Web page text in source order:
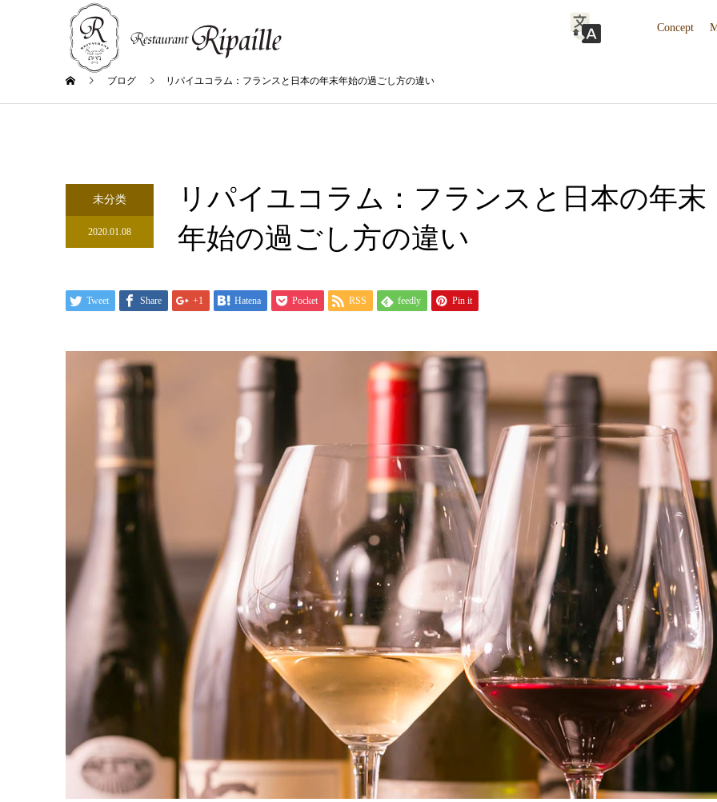
Concept
ブログ リパイユコラム：フランスと日本の年末年始の過ごし方の違い
未分类
2020.01.08
リパイユコラム：フランスと日本の年末
年始の過ごし方の違い
Tweet Share +1 Hatena Pocket RSS feedly Pin it